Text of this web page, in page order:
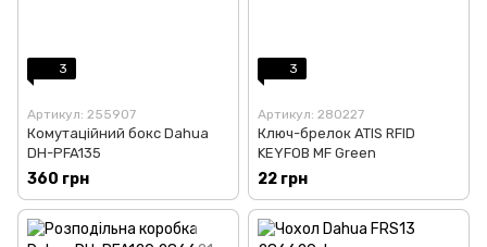
3
Артикул: 255907
Комутаційний бокс Dahua
DH-PFA135
360 грн
3
Артикул: 280227
Ключ-брелок ATIS RFID
KEYFOB MF Green
22 грн